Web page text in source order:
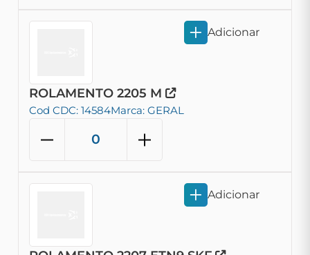
ROLAMENTO 2205 M
Cod CDC: 14584Marca: GERAL
Adicionar
Adicionar